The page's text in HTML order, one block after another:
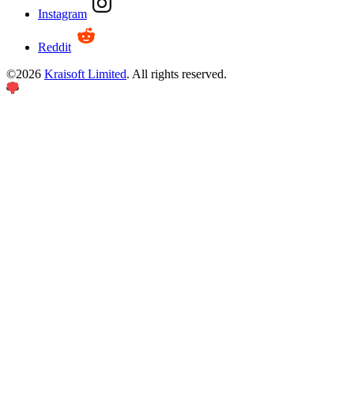
Instagram
Reddit
©2026 Kraisoft Limited. All rights reserved.